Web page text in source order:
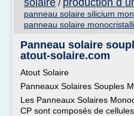
solaire / production d
panneau solaire silicium
panneau solaire
Panneau solaire
atout-solaire.com
Atout Solaire
Panneaux Solaires Souples
Les Panneaux Solaires
CP sont composés de